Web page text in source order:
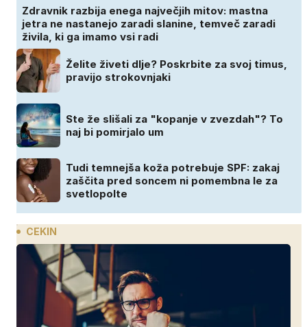
Zdravnik razbija enega največjih mitov: mastna
jetra ne nastanejo zaradi slanine, temveč zaradi
živila, ki ga imamo vsi radi
Želite živeti dlje? Poskrbite za svoj timus,
pravijo strokovnjaki
Ste že slišali za "kopanje v zvezdah"? To
naj bi pomirjalo um
Tudi temnejša koža potrebuje SPF: zakaj
zaščita pred soncem ni pomembna le za
svetlopolte
CEKIN